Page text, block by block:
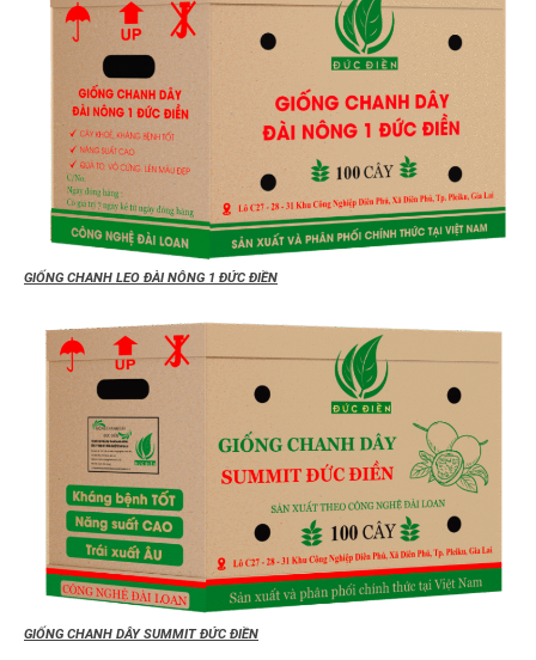
GIỐNG CHANH LEO ĐÀI NÔNG 1 ĐỨC ĐIỀN
GIỐNG CHANH DÂY SUMMIT ĐỨC ĐIỀN